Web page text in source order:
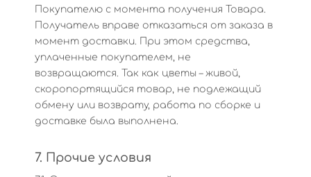
Покупателю с момента получения Товара.
Получатель вправе отказаться от заказа в
момент доставки. При этом средства,
уплаченные покупателем, не
возвращаются. Так как цветы – живой,
скоропортящийся товар, не подлежащий
обмену или возврату, работа по сборке и
доставке была выполнена.
7. Прочие условия